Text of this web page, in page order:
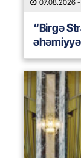
07.08.2026 -
“Birgə